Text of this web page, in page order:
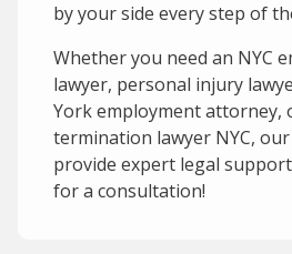
by your side every step of
Whether you need an NYC
lawyer, personal injury
York employment attorney,
termination lawyer NYC,
provide expert legal
for a consultation!